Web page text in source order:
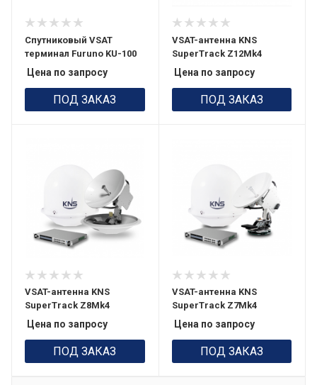
Спутниковый VSAT
терминал Furuno KU-100
Цена по запросу
ПОД ЗАКАЗ
VSAT-антенна KNS
SuperTrack Z12Mk4
Цена по запросу
ПОД ЗАКАЗ
VSAT-антенна KNS
SuperTrack Z8Mk4
Цена по запросу
ПОД ЗАКАЗ
VSAT-антенна KNS
SuperTrack Z7Mk4
Цена по запросу
ПОД ЗАКАЗ